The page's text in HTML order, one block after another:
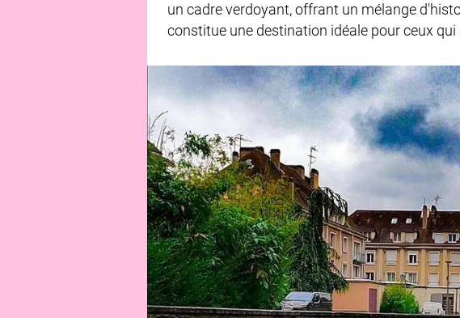
un cadre verdoyant, offrant un mélange
constitue une destination idéale pour ceux